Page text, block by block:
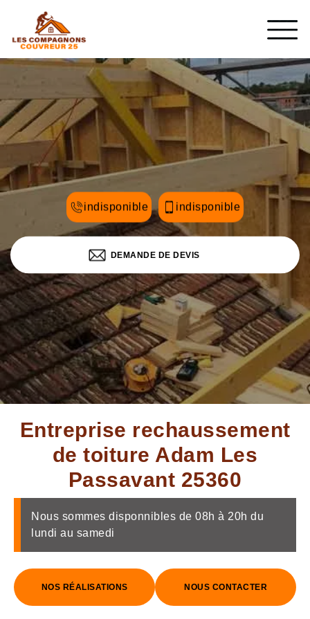
indisponible indisponible
DEMANDE DE DEVIS
Entreprise rechaussement
de toiture Adam Les
Passavant 25360
Nous sommes disponnibles de 08h à 20h du
lundi au samedi
NOS RÉALISATIONS NOUS CONTACTER